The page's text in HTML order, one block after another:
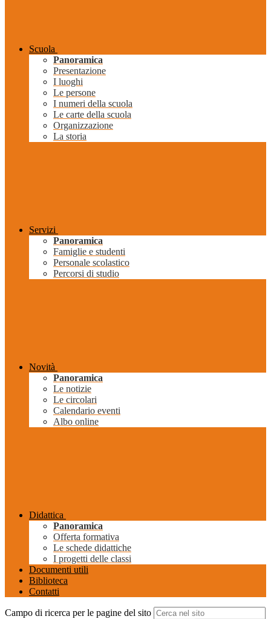
Scuola
Panoramica
Presentazione
I luoghi
Le persone
I numeri della scuola
Le carte della scuola
Organizzazione
La storia
Servizi
Panoramica
Famiglie e studenti
Personale scolastico
Percorsi di studio
Novità
Panoramica
Le notizie
Le circolari
Calendario eventi
Albo online
Didattica
Panoramica
Offerta formativa
Le schede didattiche
I progetti delle classi
Documenti utili
Biblioteca
Contatti
Campo di ricerca per le pagine del sito